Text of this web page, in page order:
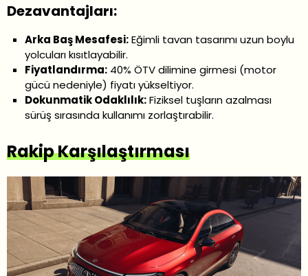
Dezavantajları:
Arka Baş Mesafesi:Eğimli tavan tasarımı uzun boylu
yolcuları kısıtlayabilir.
Fiyatlandırma: 40% ÖTV dilimine girmesi (motor
gücü nedeniyle) fiyatı yükseltiyor.
Dokunmatik Odaklılık:Fiziksel tuşların azalması
sürüş sırasında kullanımı zorlaştırabilir.
Rakip Karşılaştırması